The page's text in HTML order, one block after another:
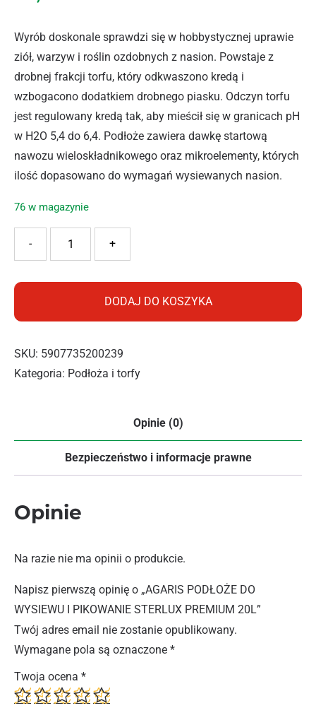
Wyrób doskonale sprawdzi się w hobbystycznej uprawie
ziół, warzyw i roślin ozdobnych z nasion. Powstaje z
drobnej frakcji torfu, który odkwaszono kredą i
wzbogacono dodatkiem drobnego piasku. Odczyn torfu
jest regulowany kredą tak, aby mieścił się w granicach pH
w H2O 5,4 do 6,4. Podłoże zawiera dawkę startową
nawozu wieloskładnikowego oraz mikroelementy, których
ilość dopasowano do wymagań wysiewanych nasion.
76 w magazynie
ilość AGARIS PODŁOŻE DO WYSIEWU I PIKOWANIE
+
-
DODAJ DO KOSZYKA
SKU: 5907735200239
Kategoria: Podłoża i torfy
Opinie (0)
Bezpieczeństwo i informacje prawne
Opinie
Na razie nie ma opinii o produkcie.
Napisz pierwszą opinię o „AGARIS PODŁOŻE DO
WYSIEWU I PIKOWANIE STERLUX PREMIUM 20L”
Twój adres email nie zostanie opublikowany.
Wymagane pola są oznaczone *
Twoja ocena *